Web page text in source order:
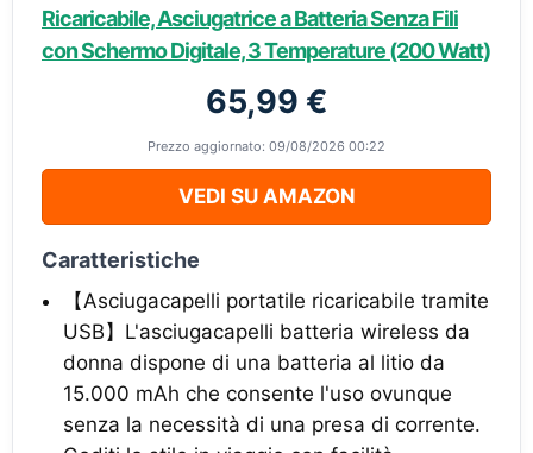
Ricaricabile, Asciugatrice a Batteria Senza Fili
con Schermo Digitale, 3 Temperature (200 Watt)
65,99 €
Prezzo aggiornato: 09/08/2026 00:22
VEDI SU AMAZON
Caratteristiche
【Asciugacapelli portatile ricaricabile tramite
USB】L'asciugacapelli batteria wireless da
donna dispone di una batteria al litio da
15.000 mAh che consente l'uso ovunque
senza la necessità di una presa di corrente.